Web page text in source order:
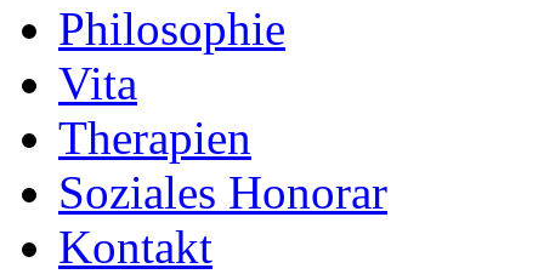
Philosophie
Vita
Therapien
Soziales Honorar
Kontakt